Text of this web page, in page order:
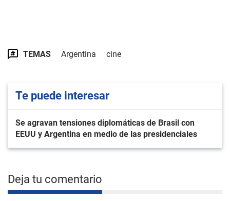
TEMAS Argentina cine
Te puede interesar
Se agravan tensiones diplomáticas de Brasil con
EEUU y Argentina en medio de las presidenciales
Deja tu comentario